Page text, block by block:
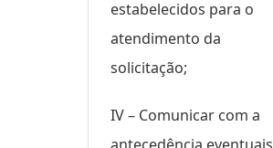
estabelecidos para o
atendimento da
solicitação;
IV – Comunicar com a